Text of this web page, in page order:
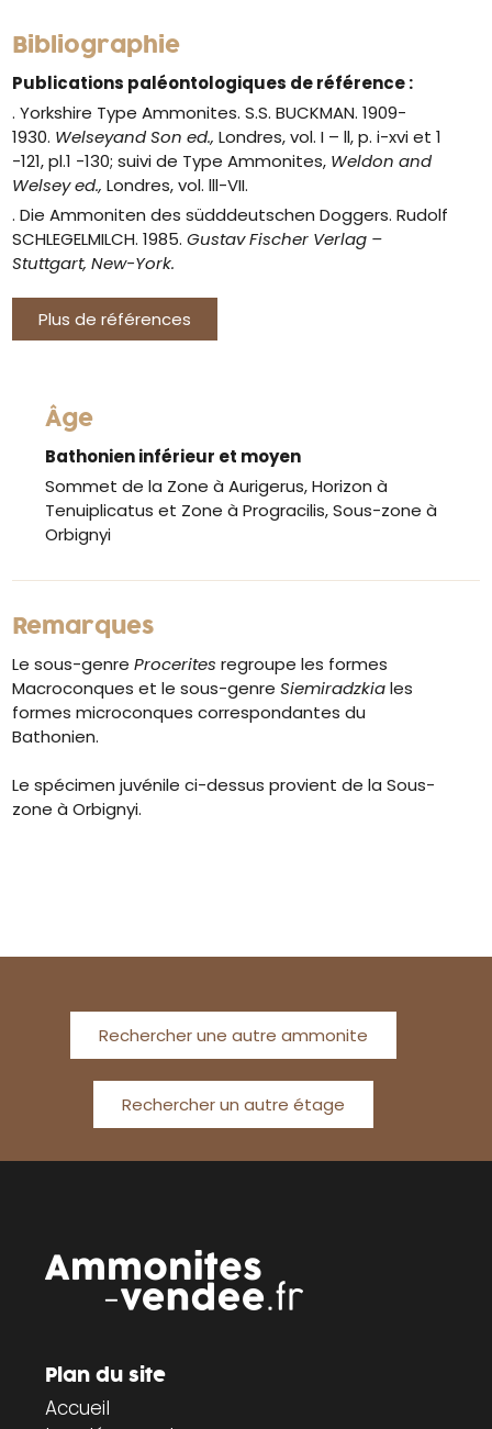
Bibliographie
Publications paléontologiques de référence :
. Yorkshire Type Ammonites. S.S. BUCKMAN. 1909-
1930. Welseyand Son ed.,Londres, vol. I – ll, p. i-xvi et 1
-121, pl.1 -130; suivi de Type Ammonites, Weldon and
Welsey ed.,Londres, vol. lll-VII.
. Die Ammoniten des südddeutschen Doggers. Rudolf
SCHLEGELMILCH. 1985.Gustav Fischer Verlag –
Stuttgart, New-York.
Plus de références
Âge
Bathonien inférieur et moyen
Sommet de la Zone à Aurigerus, Horizon à
Tenuiplicatus et Zone à Progracilis, Sous-zone à
Orbignyi
Remarques
Le sous-genreProcerites regroupe les formes
Macroconques et le sous-genreSiemiradzkiales
formes microconques correspondantes du
Bathonien.
Le spécimen juvénile ci-dessus provient de la Sous-
zone à Orbignyi.
Rechercher une autre ammonite
Rechercher un autre étage
Plan du site
Accueil